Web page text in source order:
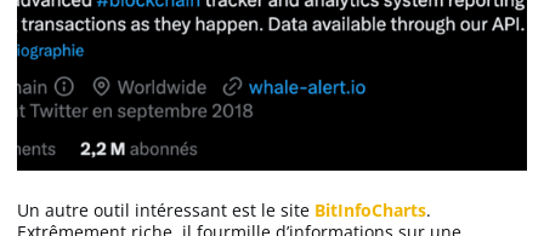
Un autre outil intéressant est le site BitInfoCharts.